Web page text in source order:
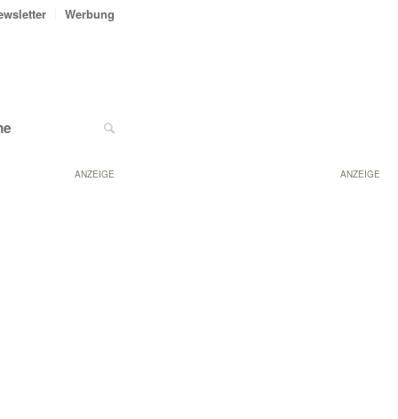
ANZEIGE
Werbung
ANZEIGE